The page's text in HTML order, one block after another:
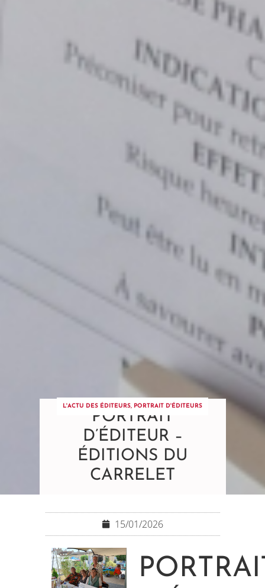
L'ACTU DES ÉDITEURS, PORTRAIT D'ÉDITEURS
PORTRAIT
D’ÉDITEUR –
ÉDITIONS DU
CARRELET
15/01/2026